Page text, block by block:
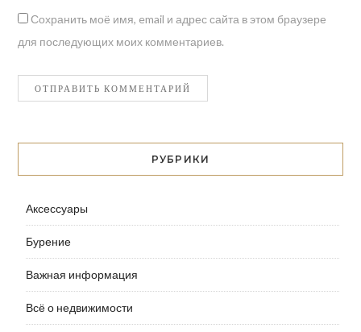
Сохранить моё имя, email и адрес сайта в этом браузере
для последующих моих комментариев.
РУБРИКИ
Аксессуары
Бурение
Важная информация
Всё о недвижимости